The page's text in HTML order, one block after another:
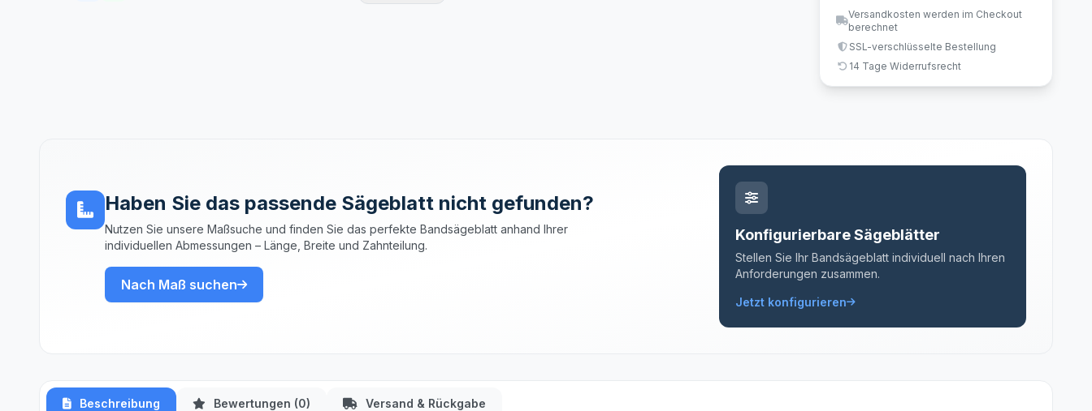
Versandkosten werden im Checkout
berechnet
SSL-verschlüsselte Bestellung
14 Tage Widerrufsrecht
Haben Sie das passende Sägeblatt nicht gefunden?
Nutzen Sie unsere Maßsuche und finden Sie das perfekte Bandsägeblatt anhand Ihrer
individuellen Abmessungen – Länge, Breite und Zahnteilung.
Nach Maß suchen
Konfigurierbare Sägeblätter
Stellen Sie Ihr Bandsägeblatt individuell nach Ihren
Anforderungen zusammen.
Jetzt konfigurieren
Beschreibung Bewertungen (0) Versand & Rückgabe